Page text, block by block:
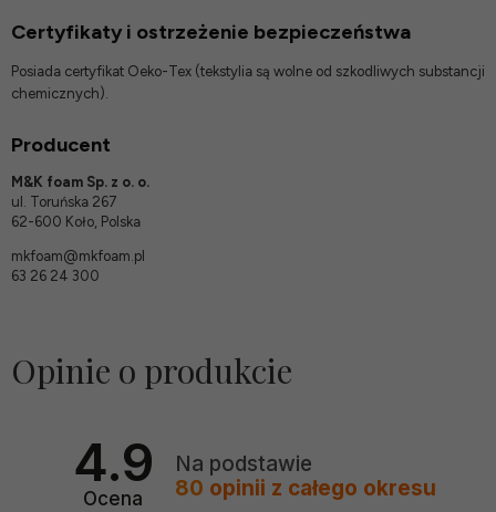
Certyfikaty i ostrzeżenie bezpieczeństwa
Posiada certyfikat Oeko-Tex (tekstylia są wolne od szkodliwych substancji
chemicznych).
Producent
M&K foam Sp. z o. o.
ul. Toruńska 267
62-600 Koło, Polska
mkfoam@mkfoam.pl
63 26 24 300
Opinie o produkcie
4.9
Ocena
Na podstawie
80 opinii z całego okresu